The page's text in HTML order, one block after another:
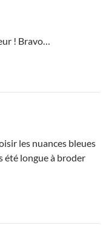
! Bravo…
les nuances bleues
été longue à broder